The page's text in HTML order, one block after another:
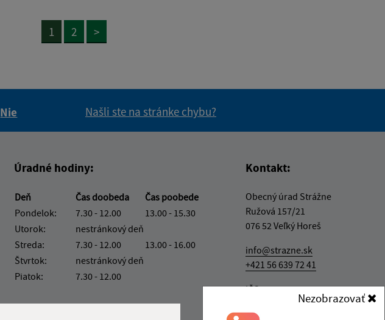
Nezobrazovať
1 2 >
Nie
Našli ste na stránke chybu?
Úradné hodiny:
Deň Čas doobeda
Čas poobede
Pondelok:
7.30 - 12.00
13.00 - 15.30
Utorok:
nestránkový deň
Streda:
7.30 - 12.00
13.00 - 16.00
Štvrtok:
nestránkový deň
Piatok:
7.30 - 12.00
Kontakt:
Obecný úrad Strážne
Ružová 157/21
076 52 Veľký Horeš
info@strazne.sk
+421 56 639 72 41
IČO: 00331961